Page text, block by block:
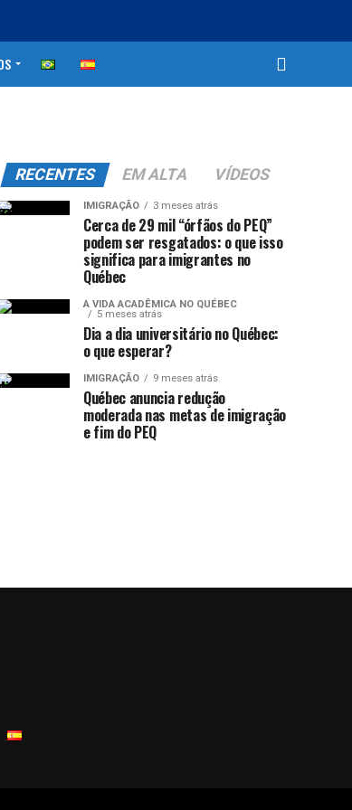
RECENTES EM ALTA VÍDEOS
IMIGRAÇÃO 3 meses atrás
Cerca de 29 mil “órfãos do PEQ”
podem ser resgatados: o que isso
significa para imigrantes no
Québec
A VIDA ACADÊMICA NO QUÉBEC
5 meses atrás
Dia a dia universitário no Québec:
o que esperar?
IMIGRAÇÃO 9 meses atrás
Québec anuncia redução
moderada nas metas de imigração
e fim do PEQ